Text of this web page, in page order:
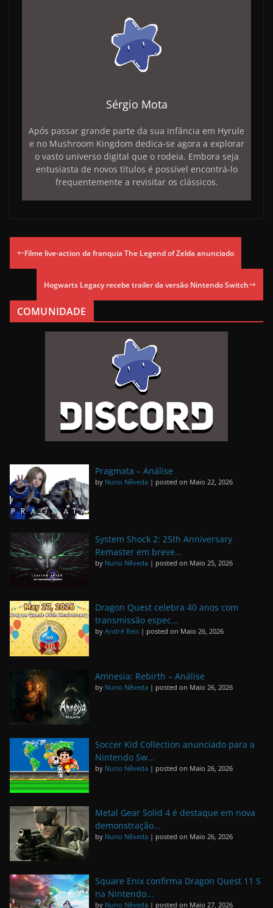
Sérgio Mota
Após passar grande parte da sua infância em Hyrule
e no Mushroom Kingdom dedica-se agora a explorar
o vasto universo digital que o rodeia. Embora seja
entusiasta de novos títulos é possível encontrá-lo
frequentemente a revisitar os clássicos.
Filme live-action da franquia The Legend of Zelda anunciado
Hogwarts Legacy recebe trailer da versão Nintendo Switch
COMUNIDADE
Pragmata – Análise
by Nuno Nêveda | posted on Maio 22, 2026
System Shock 2: 25th Anniversary
Remaster em breve...
by Nuno Nêveda | posted on Maio 25, 2026
Dragon Quest celebra 40 anos com
transmissão espec...
by André Reis | posted on Maio 26, 2026
Amnesia: Rebirth – Análise
by Nuno Nêveda | posted on Maio 26, 2026
Soccer Kid Collection anunciado para a
Nintendo Sw...
by Nuno Nêveda | posted on Maio 26, 2026
Metal Gear Solid 4 é destaque em nova
demonstração...
by Nuno Nêveda | posted on Maio 26, 2026
Square Enix confirma Dragon Quest 11 S
na Nintendo...
by Nuno Nêveda | posted on Maio 27, 2026